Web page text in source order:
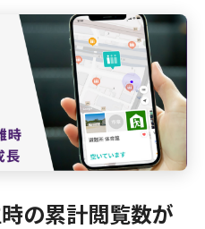
の累計閲覧数が